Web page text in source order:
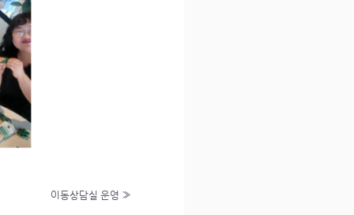
이동상담실 운영 »